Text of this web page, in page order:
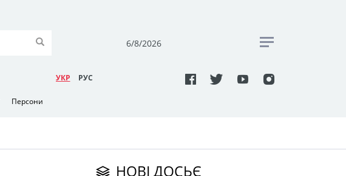
6/8/2026
УКР РУC
Персони
НОВІ ДОСЬЄ